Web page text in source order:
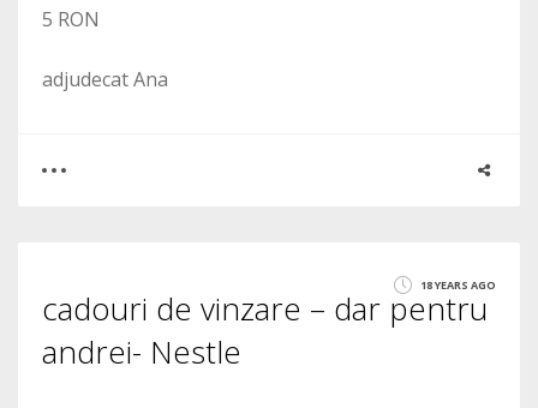
5 RON
adjudecat Ana
1283
18 YEARS AGO
cadouri de vinzare – dar pentru
andrei- Nestle